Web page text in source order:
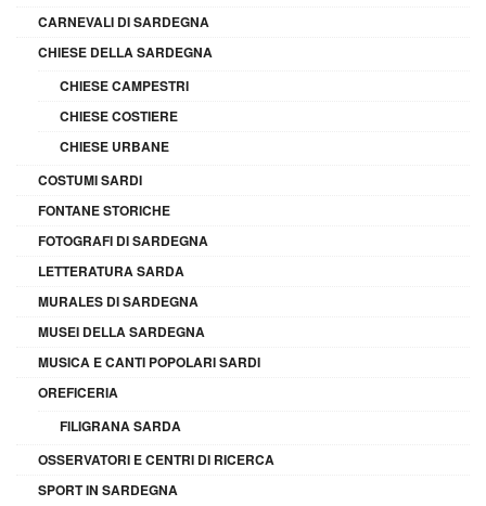
CARNEVALI DI SARDEGNA
CHIESE DELLA SARDEGNA
CHIESE CAMPESTRI
CHIESE COSTIERE
CHIESE URBANE
COSTUMI SARDI
FONTANE STORICHE
FOTOGRAFI DI SARDEGNA
LETTERATURA SARDA
MURALES DI SARDEGNA
MUSEI DELLA SARDEGNA
MUSICA E CANTI POPOLARI SARDI
OREFICERIA
FILIGRANA SARDA
OSSERVATORI E CENTRI DI RICERCA
SPORT IN SARDEGNA